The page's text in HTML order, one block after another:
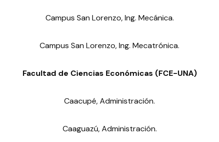
Campus San Lorenzo, Ing. Mecánica.
Campus San Lorenzo, Ing. Mecatrónica.
Facultad de Ciencias Económicas (FCE-UNA)
Caacupé, Administración.
Caaguazú, Administración.